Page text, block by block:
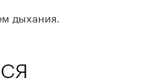
дыхания.